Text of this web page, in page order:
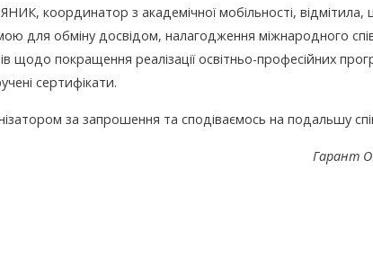
координатор з академічної мобільності, відмітила,
для обміну досвідом, налагодження міжнародного
щодо покращення реалізації освітньо-професійних
сертифікати.
за запрошення та сподіваємось на подальшу
Гарант